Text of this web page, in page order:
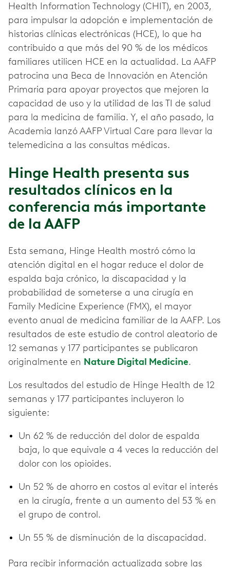
Health Information Technology (CHIT), en 2003,
para impulsar la adopción e implementación de
historias clínicas electrónicas (HCE), lo que ha
contribuido a que más del 90 % de los médicos
familiares utilicen HCE en la actualidad. La AAFP
patrocina una Beca de Innovación en Atención
Primaria para apoyar proyectos que mejoren la
capacidad de uso y la utilidad de las TI de salud
para la medicina de familia. Y, el año pasado, la
Academia lanzó AAFP Virtual Care para llevar la
telemedicina a las consultas médicas.
Hinge Health presenta sus
resultados clínicos en la
conferencia más importante
de la AAFP
Esta semana, Hinge Health mostró cómo la
atención digital en el hogar reduce el dolor de
espalda baja crónico, la discapacidad y la
probabilidad de someterse a una cirugía en
Family Medicine Experience (FMX), el mayor
evento anual de medicina familiar de la AAFP. Los
resultados de este estudio de control aleatorio de
12 semanas y 177 participantes se publicaron
originalmente en Nature Digital Medicine.
Los resultados del estudio de Hinge Health de 12
semanas y 177 participantes incluyeron lo
siguiente:
Un 62 % de reducción del dolor de espalda
baja, lo que equivale a 4 veces la reducción del
dolor con los opioides.
Un 52 % de ahorro en costos al evitar el interés
en la cirugía, frente a un aumento del 53 % en
el grupo de control.
Un 55 % de disminución de la discapacidad.
Para recibir información actualizada sobre las